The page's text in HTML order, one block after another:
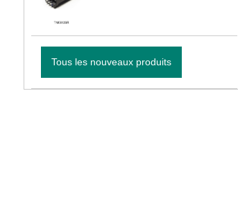
Tous les nouveaux produits